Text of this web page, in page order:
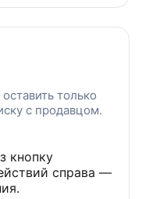
только
с продавцом.
кнопку
справа —